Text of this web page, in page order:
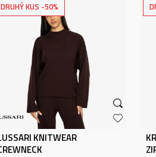
DRUHÝ KUS -50%
KNITWEAR